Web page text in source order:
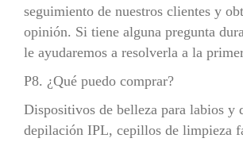
seguimiento de nuestros clientes y
opinión. Si tiene alguna pregunta
le ayudaremos a resolverla a la
P8. ¿Qué puedo comprar?
Dispositivos de belleza para labios y
depilación IPL, cepillos de limpieza